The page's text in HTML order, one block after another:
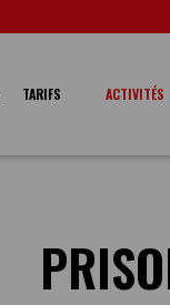
TARIFS ACTIVITÉS